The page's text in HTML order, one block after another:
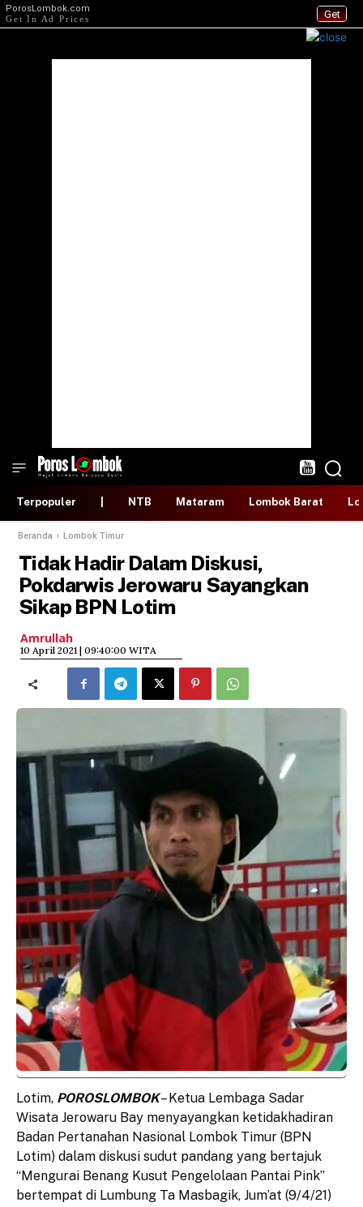
Get
PorosLombok.com
Get In Ad Prices
Terpopuler NTB Mataram Lombok Barat
Beranda Lombok Timur
Tidak Hadir Dalam Diskusi,
Pokdarwis Jerowaru Sayangkan
Sikap BPN Lotim
Amrullah
​10 April 2021 | 09:40:00 WITA
Lotim, POROSLOMBOK– Ketua Lembaga Sadar
Wisata Jerowaru Bay menyayangkan ketidakhadiran
Badan Pertanahan Nasional Lombok Timur (BPN
Lotim) dalam diskusi sudut pandang yang bertajuk
“Mengurai Benang Kusut Pengelolaan Pantai Pink”
bertempat di Lumbung Ta Masbagik, Jum’at (9/4/21)